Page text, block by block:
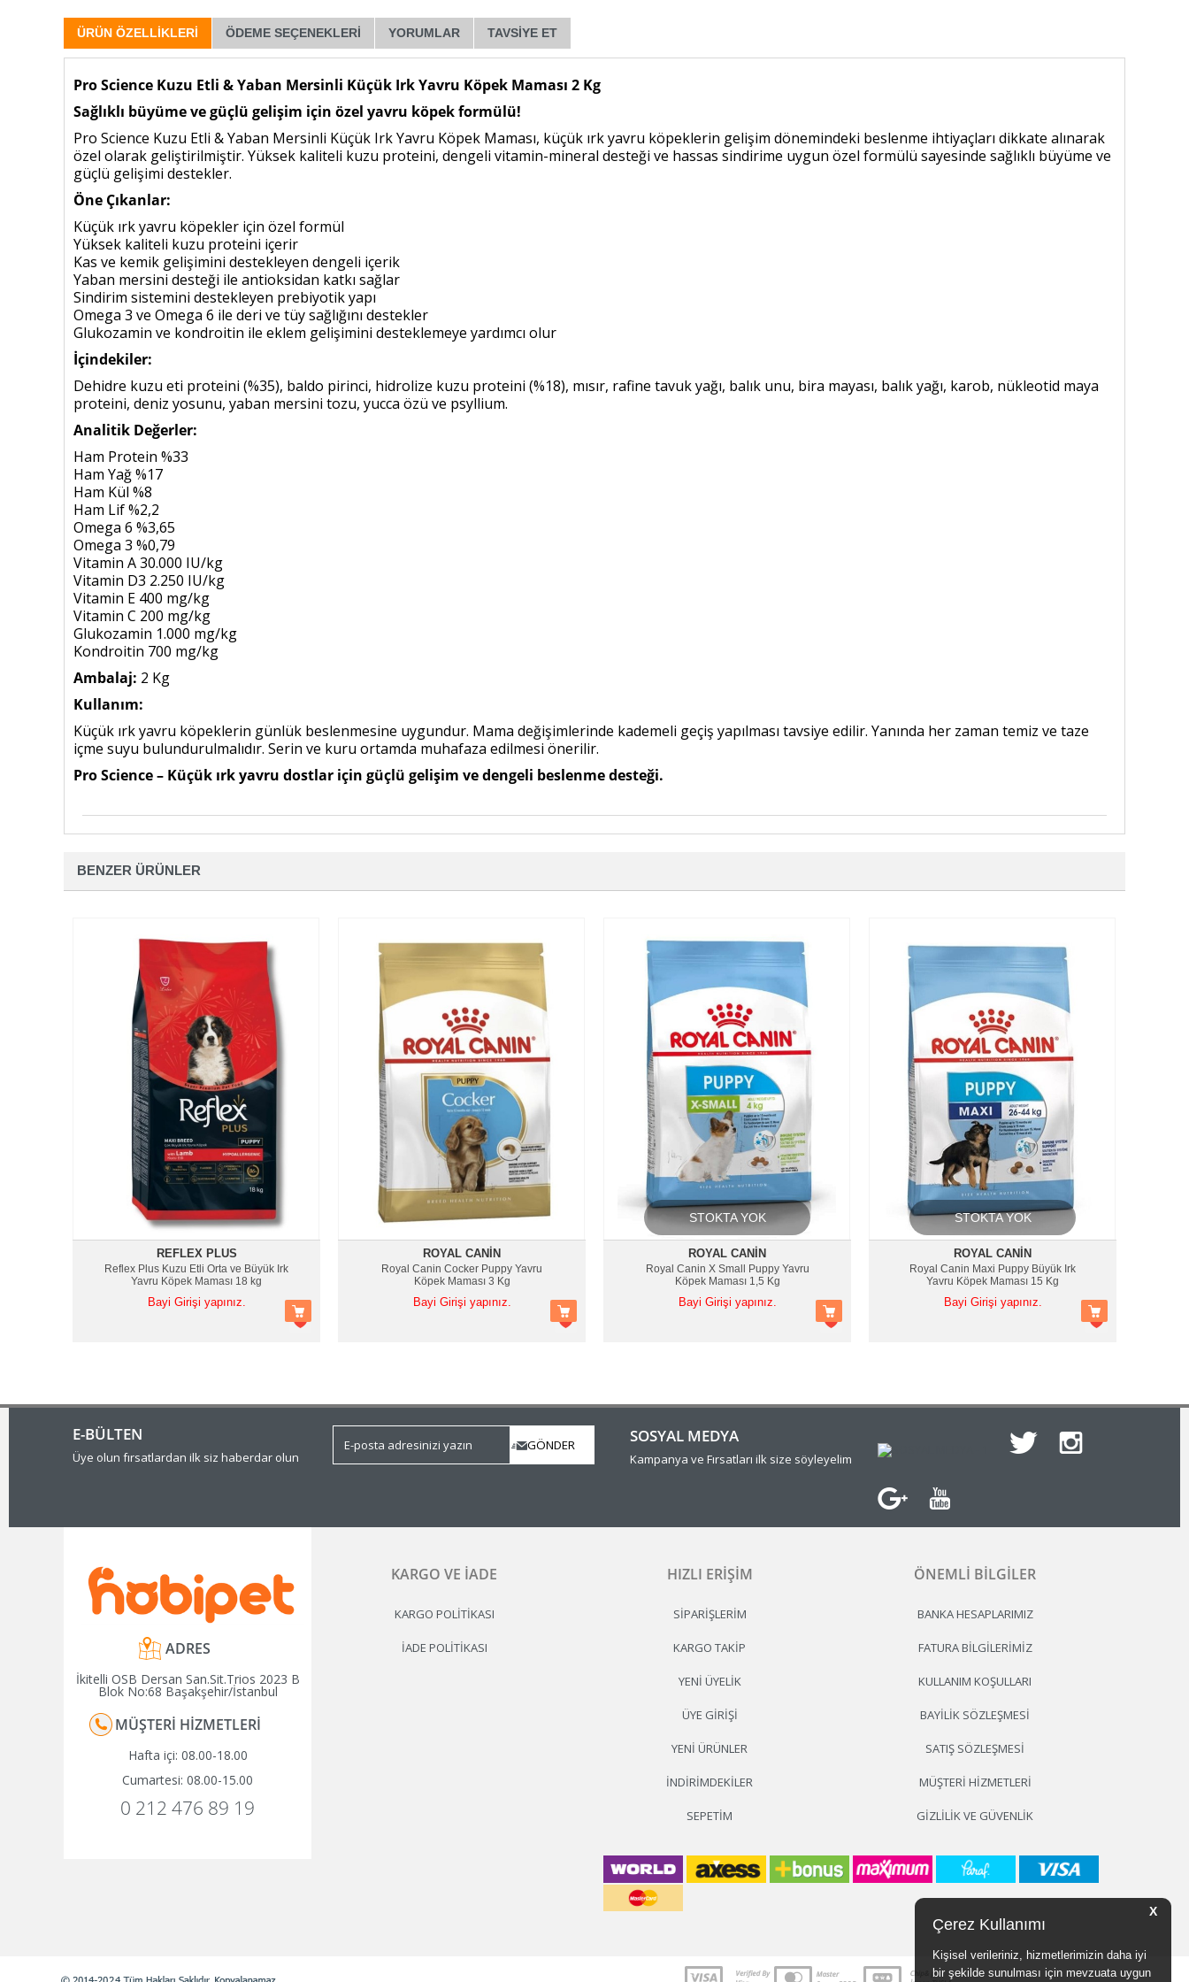
X
Çerez Kullanımı
Kişisel verileriniz, hizmetlerimizin daha iyi
bir şekilde sunulması için mevzuata uygun
ÜRÜN ÖZELLIKLERI ÖDEME SEÇENEKLERI YORUMLAR TAVSIYE ET
Pro Science Kuzu Etli & Yaban Mersinli Küçük Irk Yavru Köpek Maması 2 Kg
Sağlıklı büyüme ve güçlü gelişim için özel yavru köpek formülü!
Pro Science Kuzu Etli & Yaban Mersinli Küçük Irk Yavru Köpek Maması, küçük ırk yavru köpeklerin gelişim dönemindeki beslenme ihtiyaçları dikkate alınarak
özel olarak geliştirilmiştir. Yüksek kaliteli kuzu proteini, dengeli vitamin-mineral desteği ve hassas sindirime uygun özel formülü sayesinde sağlıklı büyüme ve
güçlü gelişimi destekler.
Öne Çıkanlar:
Küçük ırk yavru köpekler için özel formül
Yüksek kaliteli kuzu proteini içerir
Kas ve kemik gelişimini destekleyen dengeli içerik
Yaban mersini desteği ile antioksidan katkı sağlar
Sindirim sistemini destekleyen prebiyotik yapı
Omega 3 ve Omega 6 ile deri ve tüy sağlığını destekler
Glukozamin ve kondroitin ile eklem gelişimini desteklemeye yardımcı olur
İçindekiler:
Dehidre kuzu eti proteini (%35), baldo pirinci, hidrolize kuzu proteini (%18), mısır, rafine tavuk yağı, balık unu, bira mayası, balık yağı, karob, nükleotid maya
proteini, deniz yosunu, yaban mersini tozu, yucca özü ve psyllium.
Analitik Değerler:
Ham Protein %33
Ham Yağ %17
Ham Kül %8
Ham Lif %2,2
Omega 6 %3,65
Omega 3 %0,79
Vitamin A 30.000 IU/kg
Vitamin D3 2.250 IU/kg
Vitamin E 400 mg/kg
Vitamin C 200 mg/kg
Glukozamin 1.000 mg/kg
Kondroitin 700 mg/kg
Ambalaj: 2 Kg
Kullanım:
Küçük ırk yavru köpeklerin günlük beslenmesine uygundur. Mama değişimlerinde kademeli geçiş yapılması tavsiye edilir. Yanında her zaman temiz ve taze
içme suyu bulundurulmalıdır. Serin ve kuru ortamda muhafaza edilmesi önerilir.
Pro Science – Küçük ırk yavru dostlar için güçlü gelişim ve dengeli beslenme desteği.
BENZER ÜRÜNLER
REFLEX PLUS
Reflex Plus Kuzu Etli Orta ve Büyük Irk
Yavru Köpek Maması 18 kg
Bayi Girişi yapınız.
ROYAL CANIN
Royal Canin Cocker Puppy Yavru
Köpek Maması 3 Kg
Bayi Girişi yapınız.
STOKTA YOK
ROYAL CANIN
Royal Canin X Small Puppy Yavru
Köpek Maması 1,5 Kg
Bayi Girişi yapınız.
STOKTA YOK
ROYAL CANIN
Royal Canin Maxi Puppy Büyük Irk
Yavru Köpek Maması 15 Kg
Bayi Girişi yapınız.
E-BÜLTEN
Üye olun fırsatlardan ilk siz haberdar olun
SOSYAL MEDYA
Kampanya ve Fırsatları ilk size söyleyelim
ADRES
İkitelli OSB Dersan San.Sit.Trios 2023 B
Blok No:68 Başakşehir/İstanbul
MÜŞTERI HIZMETLERI
Hafta içi: 08.00-18.00
Cumartesi: 08.00-15.00
0 212 476 89 19
KARGO VE İADE
KARGO POLITIKASI
İADE POLITIKASI
HIZLI ERIŞIM
SIPARIŞLERIM
KARGO TAKIP
YENI ÜYELIK
ÜYE GIRIŞI
YENI ÜRÜNLER
İNDIRIMDEKILER
SEPETIM
ÖNEMLI BILGILER
BANKA HESAPLARIMIZ
FATURA BILGILERIMIZ
KULLANIM KOŞULLARI
BAYILIK SÖZLEŞMESI
SATIŞ SÖZLEŞMESI
MÜŞTERI HIZMETLERI
GIZLILIK VE GÜVENLIK